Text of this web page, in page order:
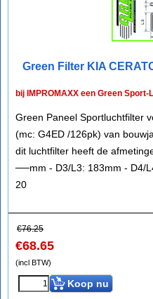
Green Filter KIA
bij IMPROMAXX een Green
Green Paneel Sportluchtfilter
(mc: G4ED /126pk) van
dit luchtfilter heeft de
──mm - D3/L3: 183mm - D4/
20
€76.25
€68.65
(incl BTW)
Koop nu